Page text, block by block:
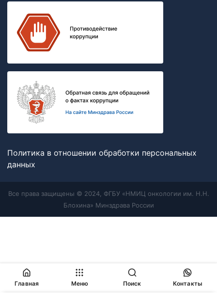
Политика в отношении обработки персональных
данных
Все права защищены © 2024, ФГБУ «НМИЦ онкологии им. Н.Н.
Блохина» Минздрава России
Главная Меню Поиск Контакты